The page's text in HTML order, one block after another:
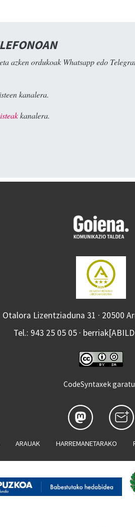
azken ordukoak Whatsapp edo
kanalera.
kanalera.
Otalora Lizentziaduna 31 · 20500
Tel.: 943 25 05 05 ·
CodeSyntaxek
ARAUAK HARREMANETARAKO